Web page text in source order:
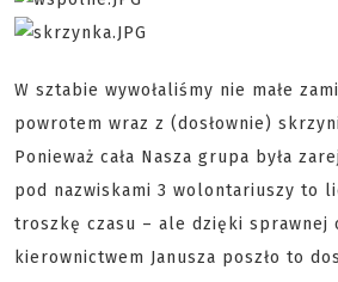
W sztabie wywołaliśmy nie małe
powrotem wraz z (dosłownie)
Ponieważ cała Nasza grupa była
pod nazwiskami 3 wolontariuszy to
troszkę czasu – ale dzięki sprawnej
kierownictwem Janusza poszło to